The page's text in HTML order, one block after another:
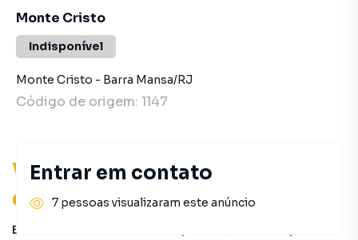
Você pode encontrar novas
oportunidades!
Este imóvel não está mais disponível, mas você pode
Monte Cristo
Indisponível
Monte Cristo - Barra Mansa/RJ
Código de origem: 1147
Entrar em contato
7 pessoas visualizaram este anúncio